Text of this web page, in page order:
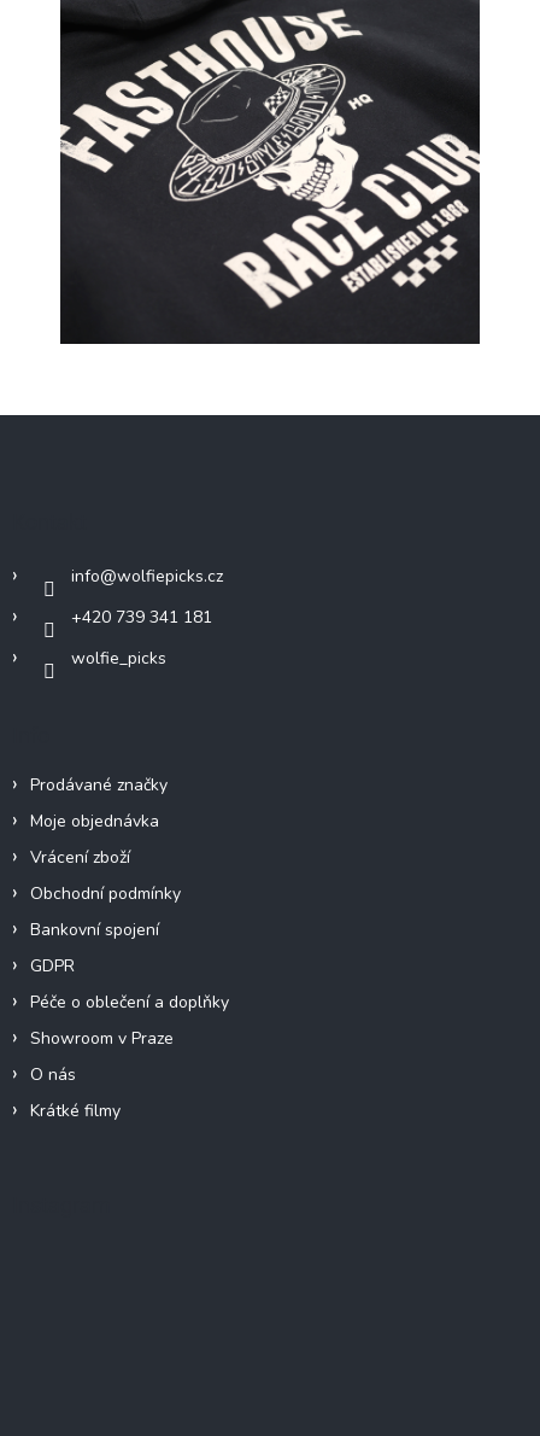
info@wolfiepicks.cz
+420 739 341 181
wolfie_picks
Prodávané značky
Moje objednávka
Vrácení zboží
Obchodní podmínky
Bankovní spojení
GDPR
Péče o oblečení a doplňky
Showroom v Praze
O nás
Krátké filmy